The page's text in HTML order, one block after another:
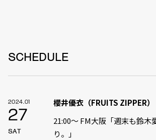
SCHEDULE
2024.01
27
SAT
櫻井優衣（FRUITS ZIPPER）
21:00〜 FM大阪「週末も鈴木
り。」